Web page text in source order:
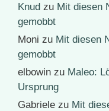
Knud zu Mit diesen
gemobbt
Moni zu Mit diesen
gemobbt
elbowin zu Maleo:
Ursprung
Gabriele zu Mit